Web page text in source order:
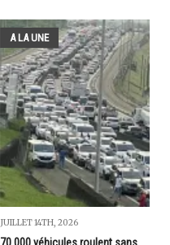
A LA UNE
JUILLET 14TH, 2026